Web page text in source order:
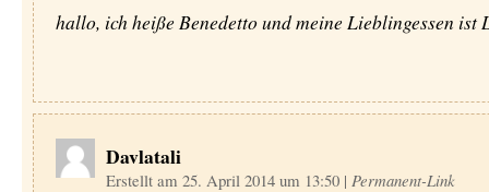
hallo, ich heiße Benedetto und meine Lieblingessen ist
Davlatali
Erstellt am 25. April 2014 um 13:50 | Permanent-Link